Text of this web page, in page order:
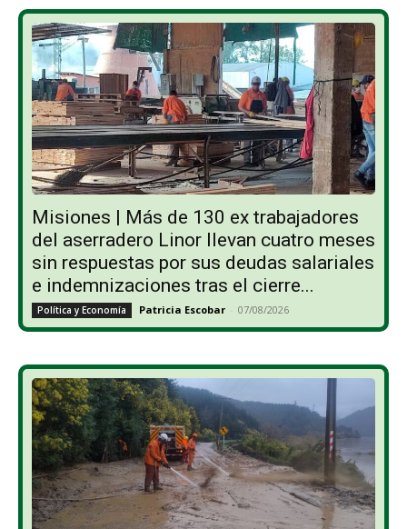
Misiones | Más de 130 ex trabajadores
del aserradero Linor llevan cuatro meses
sin respuestas por sus deudas salariales
e indemnizaciones tras el cierre...
Política y Economía Patricia Escobar - 07/08/2026